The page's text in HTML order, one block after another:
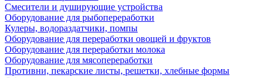
Смесители и душирующие устройства
Оборудование для рыбопереработки
Кулеры, водораздатчики, помпы
Оборудование для переработки овощей и фруктов
Оборудование для переработки молока
Оборудование для мясопереработки
Противни, пекарские листы, решетки, хлебные формы